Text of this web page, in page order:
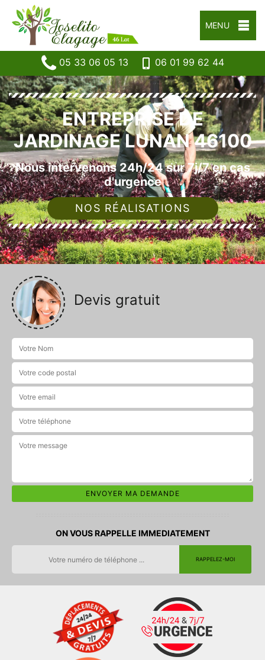
MENU
05 33 06 05 13 06 01 99 62 44
ENTREPRISE DE
JARDINAGE LUNAN 46100
Nous intervenons 24h/24 sur 7j/7 en cas
d'urgence
NOS RÉALISATIONS
Devis gratuit
ON VOUS RAPPELLE IMMEDIATEMENT